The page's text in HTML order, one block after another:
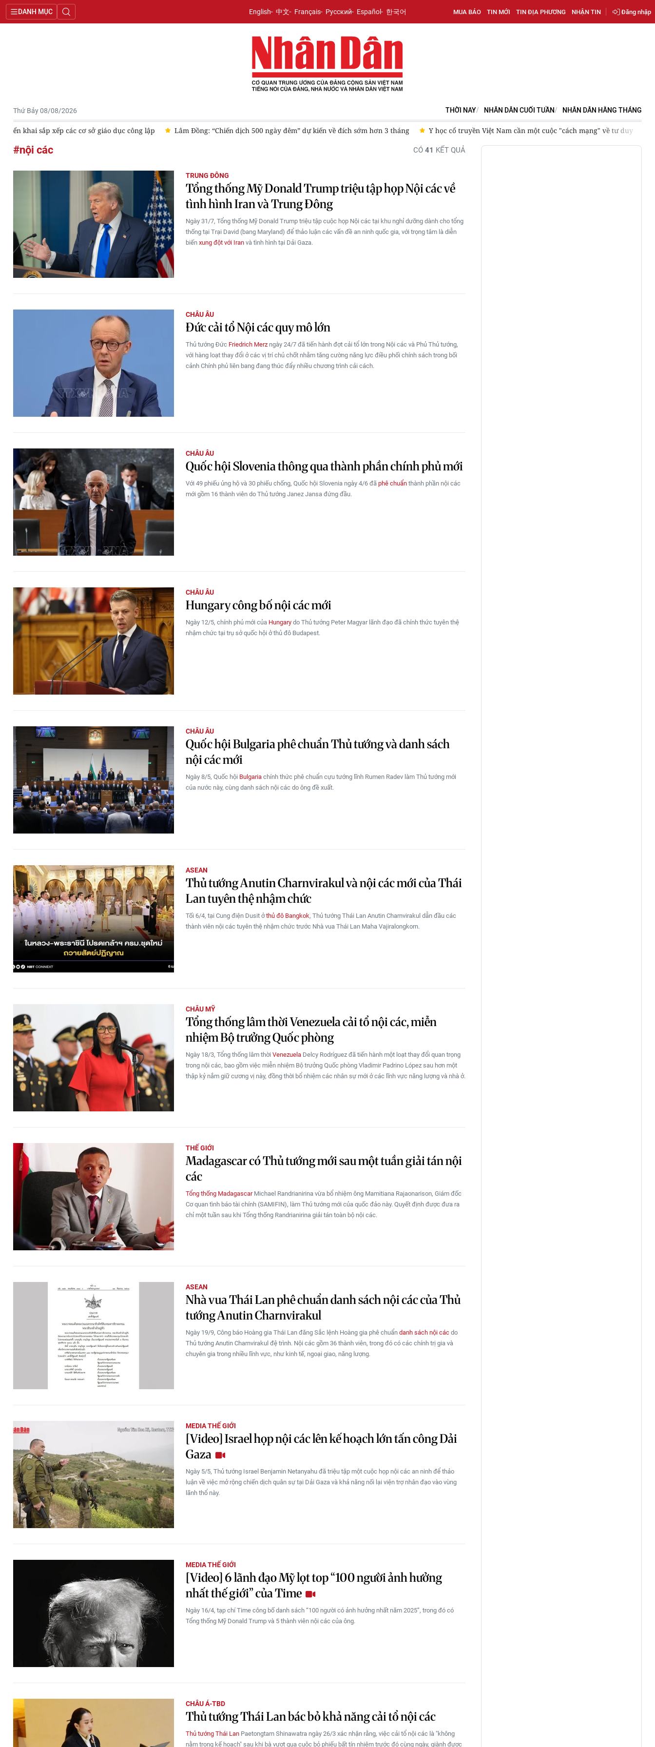
DANH MỤC English 中文 Français Русский Español 한국어 MUA BÁO TIN MỚI TIN ĐỊA PHƯƠNG NHẬN TIN Đăng nhập
Thứ Bảy 08/08/2026 THỜI NAY NHÂN DÂN CUỐI TUẦN NHÂN DÂN HẰNG THÁNG
Lâm Đồng: “Chiến dịch 500 ngày đêm” dự kiến về đích sớm hơn 3 tháng Y học cổ truyền Việt Nam cần một cuộc "cách mạng" về tư duy [Video] Giải vô địch bóng bàn quốc gia Báo
#nội các CÓ 41 KẾT QUẢ
TRUNG ĐÔNG
Tổng thống Mỹ Donald Trump triệu tập họp Nội các về
tình hình Iran và Trung Đông
Ngày 31/7, Tổng thống Mỹ Donald Trump triệu tập cuộc họp Nội các tại khu nghỉ dưỡng dành cho tổng
thống tại Trại David (bang Maryland) để thảo luận các vấn đề an ninh quốc gia, với trọng tâm là diễn
biến xung đột với Iran và tình hình tại Dải Gaza.
CHÂU ÂU
Đức cải tổ Nội các quy mô lớn
Thủ tướng Đức Friedrich Merz ngày 24/7 đã tiến hành đợt cải tổ lớn trong Nội các và Phủ Thủ tướng,
với hàng loạt thay đổi ở các vị trí chủ chốt nhằm tăng cường năng lực điều phối chính sách trong bối
cảnh Chính phủ liên bang đang thúc đẩy nhiều chương trình cải cách.
CHÂU ÂU
Quốc hội Slovenia thông qua thành phần chính phủ mới
Với 49 phiếu ủng hộ và 30 phiếu chống, Quốc hội Slovenia ngày 4/6 đã phê chuẩn thành phần nội các
mới gồm 16 thành viên do Thủ tướng Janez Jansa đứng đầu.
CHÂU ÂU
Hungary công bố nội các mới
Ngày 12/5, chính phủ mới của Hungary do Thủ tướng Peter Magyar lãnh đạo đã chính thức tuyên thệ
nhậm chức tại trụ sở quốc hội ở thủ đô Budapest.
CHÂU ÂU
Quốc hội Bulgaria phê chuẩn Thủ tướng và danh sách
nội các mới
Ngày 8/5, Quốc hội Bulgaria chính thức phê chuẩn cựu tướng lĩnh Rumen Radev làm Thủ tướng mới
của nước này, cùng danh sách nội các do ông đề xuất.
ASEAN
Thủ tướng Anutin Charnvirakul và nội các mới của Thái
Lan tuyên thệ nhậm chức
Tối 6/4, tại Cung điện Dusit ởthủ đô Bangkok, Thủ tướng Thái Lan Anutin Charnvirakul dẫn đầu các
thành viên nội các tuyên thệ nhậm chức trước Nhà vua Thái Lan Maha Vajiralongkorn.
CHÂU MỸ
Tổng thống lâm thời Venezuela cải tổ nội các, miễn
nhiệm Bộ trưởng Quốc phòng
Ngày 18/3, Tổng thống lâm thời Venezuela Delcy Rodríguez đã tiến hành một loạt thay đổi quan trọng
trong nội các, bao gồm việc miễn nhiệm Bộ trưởng Quốc phòng Vladimir Padrino López sau hơn một
thập kỷ nắm giữ cương vị này, đồng thời bổ nhiệm các nhân sự mới ở các lĩnh vực năng lượng và nhà ở.
THẾ GIỚI
Madagascar có Thủ tướng mới sau một tuần giải tán nội
các
Tổng thống MadagascarMichael Randrianirina vừa bổ nhiệm ông Mamitiana Rajaonarison, Giám đốc
Cơ quan tình báo tài chính (SAMIFIN), làm Thủ tướng mới của quốc đảo này. Quyết định được đưa ra
chỉ một tuần sau khi Tổng thống Randrianirina giải tán toàn bộ nội các.
ASEAN
Nhà vua Thái Lan phê chuẩn danh sách nội các của Thủ
tướng Anutin Charnvirakul
Ngày 19/9, Công báo Hoàng gia Thái Lan đăng Sắc lệnh Hoàng gia phê chuẩn danh sách nội các do
Thủ tướng Anutin Charnvirakul đệ trình. Nội các gồm 36 thành viên, trong đó có các chính trị gia và
chuyên gia trong nhiều lĩnh vực, như kinh tế, ngoại giao, năng lượng.
MEDIA THẾ GIỚI
[Video] Israel họp nội các lên kế hoạch lớn tấn công Dải
Gaza
Ngày 5/5, Thủ tướng Israel Benjamin Netanyahu đã triệu tập một cuộc họp nội các an ninh để thảo
luận về việc mở rộng chiến dịch quân sự tại Dải Gaza và khả năng nối lại viện trợ nhân đạo vào vùng
lãnh thổ này.
MEDIA THẾ GIỚI
[Video] 6 lãnh đạo Mỹ lọt top “100 người ảnh hưởng
nhất thế giới” của Time
Ngày 16/4, tạp chí Time công bố danh sách “100 người có ảnh hưởng nhất năm 2025”, trong đó có
Tổng thống Mỹ Donald Trump và 5 thành viên nội các của ông.
CHÂU Á-TBD
Thủ tướng Thái Lan bác bỏ khả năng cải tổ nội các
Thủ tướng Thái Lan Paetongtarn Shinawatra ngày 26/3 xác nhận rằng, việc cải tổ nội các là "không
nằm trong kế hoạch" sau khi bà vượt qua cuộc bỏ phiếu bất tín nhiệm trước đó cùng ngày, giành được